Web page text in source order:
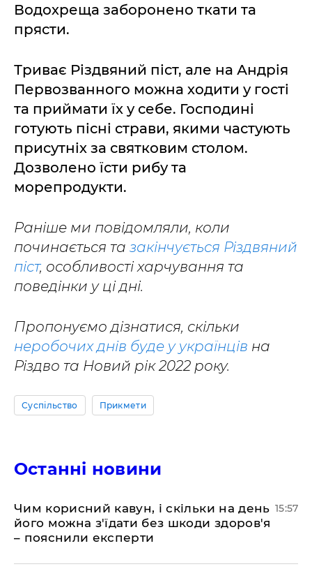
Водохреща заборонено ткати та
прясти.
Триває Різдвяний піст, але на Андрія
Первозванного можна ходити у гості
та приймати їх у себе. Господині
готують пісні страви, якими частують
присутніх за святковим столом.
Дозволено їсти рибу та
морепродукти.
Раніше ми повідомляли, коли
починається та закінчується Різдвяний
піст, особливості харчування та
поведінки у ці дні.
Пропонуємо дізнатися, скільки
неробочих днів буде у українців на
Різдво та Новий рік 2022 року.
Суспільство Прикмети
Останні новини
Чим корисний кавун, і скільки на день
його можна з'їдати без шкоди здоров'я
– пояснили експерти
15:57